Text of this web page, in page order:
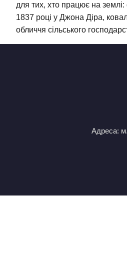
для тих, хто працює на землі:
1837 році у Джона Діра,
обличчя сільського
Адреса: